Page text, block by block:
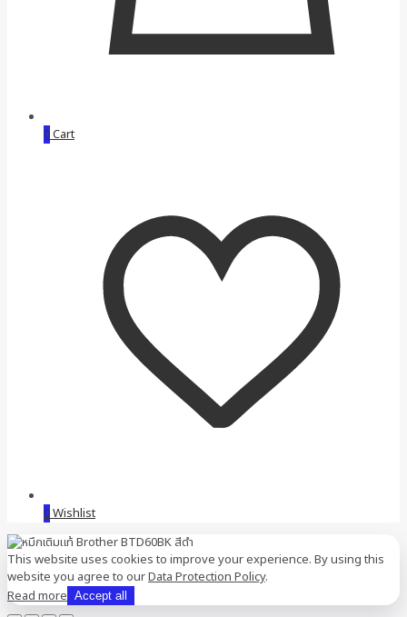
0Cart
0Wishlist
This website uses cookies to improve your experience. By using this
website you agree to ourData Protection Policy.
Read more Accept all